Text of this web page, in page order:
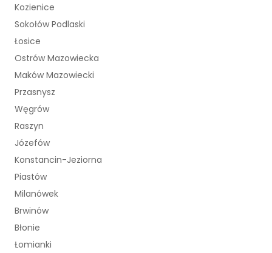
Kozienice
Sokołów Podlaski
Łosice
Ostrów Mazowiecka
Maków Mazowiecki
Przasnysz
Węgrów
Raszyn
Józefów
Konstancin-Jeziorna
Piastów
Milanówek
Brwinów
Błonie
Łomianki